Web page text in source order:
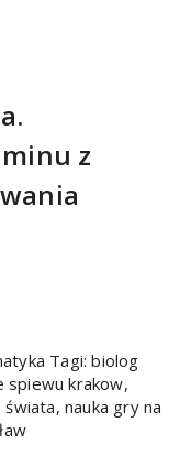
z
Tagi:biolog
spiewu krakow,
,nauka gry na